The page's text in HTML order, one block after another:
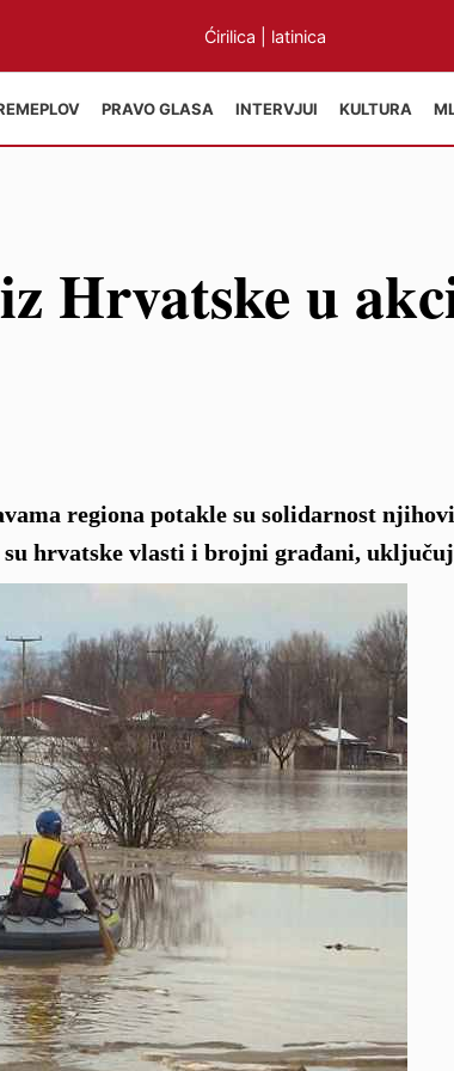
Ćirilica latinica
PRAVO GLASA INTERVJUI KULTURA
Hrvatske u
regiona potakle su solidarnost
su hrvatske vlasti i brojni građani,